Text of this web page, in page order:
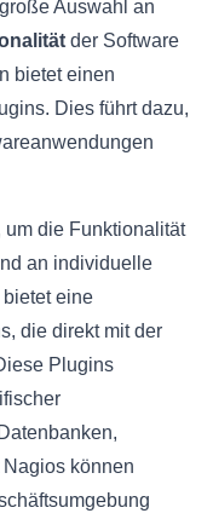
Auswahl an
der Software
bietet einen
Dies führt dazu,
die Funktionalität
an individuelle
eine
die direkt mit der
Plugins
können